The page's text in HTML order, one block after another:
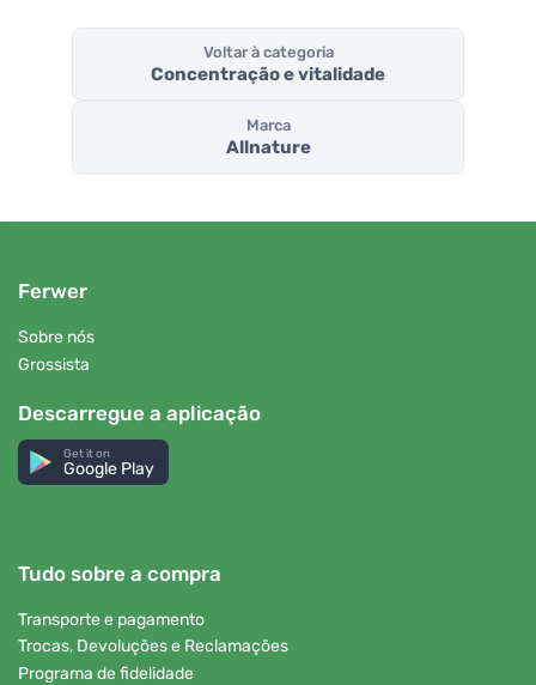
Voltar à categoria
Concentração e vitalidade
Marca
Allnature
Ferwer
Sobre nós
Grossista
Descarregue a aplicação
Get it on
Google Play
Tudo sobre a compra
Transporte e pagamento
Trocas, Devoluções e Reclamações
Programa de fidelidade